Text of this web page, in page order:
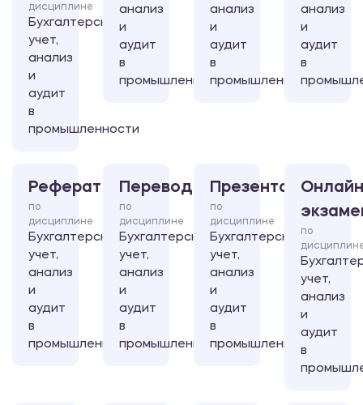
дисциплине
Бухгалтерский
учет,
анализ
и
аудит
в
промышленности
анализ
и
аудит
в
промышленности
анализ
и
аудит
в
промышленности
анализ
и
аудит
в
Реферат
по
дисциплине
Бухгалтерский
учет,
анализ
и
аудит
в
промышленности
Перевод
по
дисциплине
Бухгалтерский
учет,
анализ
и
аудит
в
промышленности
Презентация
по
дисциплине
Бухгалтерский
учет,
анализ
и
аудит
в
промышленности
по
учет,
анализ
и
аудит
в